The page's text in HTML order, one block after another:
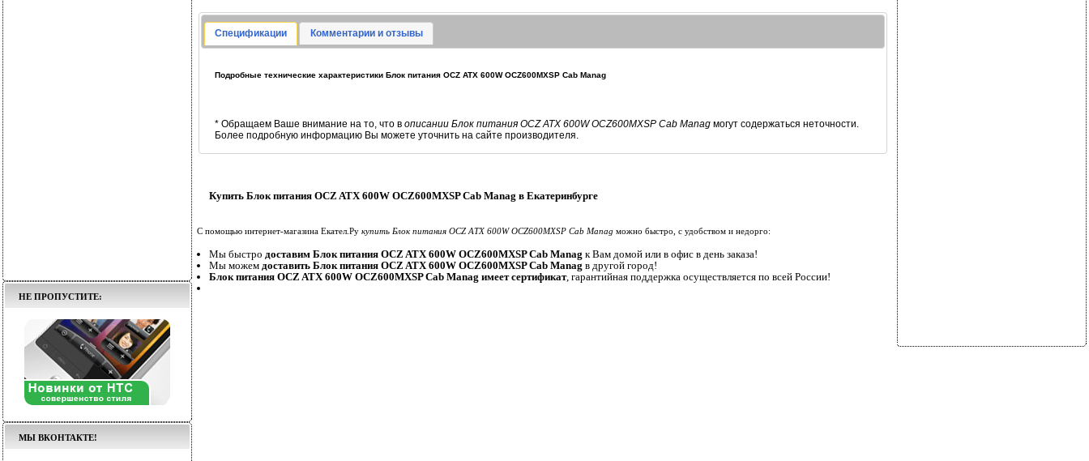
НЕ ПРОПУСТИТЕ:
МЫ ВКОНТАКТЕ!
Спецификации Комментарии и отзывы
Подробные технические характеристики Блок питания OCZ ATX 600W OCZ600MXSP Cab Manag
* Обращаем Ваше внимание на то, что вописании Блок питания OCZ ATX 600W OCZ600MXSP Cab Manag могут содержаться неточности.
Более подробную информацию Вы можете уточнить на сайте производителя.
Купить Блок питания OCZ ATX 600W OCZ600MXSP Cab Manag в Екатеринбурге
С помощью интернет-магазина Екател.Ру купить Блок питания OCZ ATX 600W OCZ600MXSP Cab Manag можно быстро, с удобством и недорго:
Мы быстро доставим Блок питания OCZ ATX 600W OCZ600MXSP Cab Manag к Вам домой или в офис в день заказа!
Мы можем доставить Блок питания OCZ ATX 600W OCZ600MXSP Cab Manag в другой город!
Блок питания OCZ ATX 600W OCZ600MXSP Cab Manag имеет сертификат, гарантийная поддержка осуществляется по всей России!